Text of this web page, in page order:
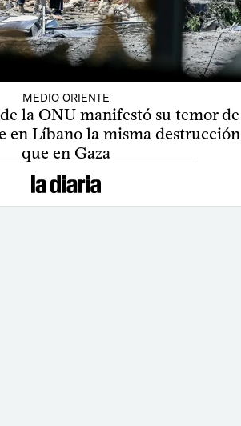
MEDIO ORIENTE
la ONU manifestó su temor de
en Líbano la misma destrucción
que en Gaza